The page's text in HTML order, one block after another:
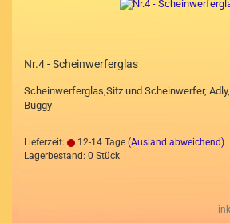
Nr.4 - Scheinwerferglas
Scheinwerferglas,Sitz und Scheinwerfer,
Buggy
Lieferzeit: 12-14 Tage (Ausland abweichend)
Lagerbestand: 0 Stück